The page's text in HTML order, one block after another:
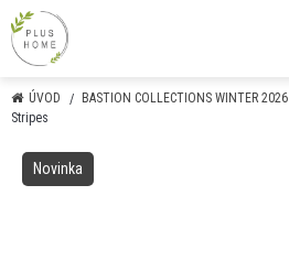
ÚVOD BASTION COLLECTIONS WINTER 2026
Stripes
Novinka